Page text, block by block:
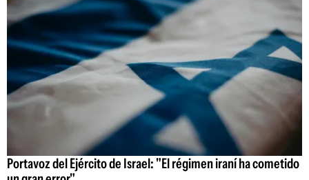
Portavoz del Ejército de Israel: "El régimen iraní ha cometido